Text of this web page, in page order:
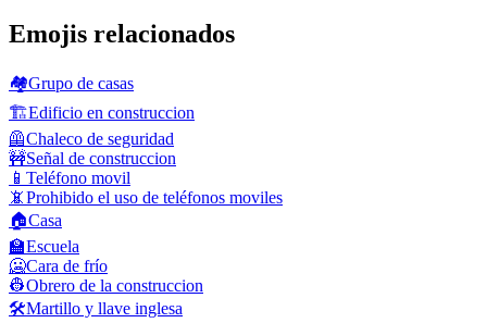
Emojis relacionados
🏘️Grupo de casas
🏗️Edificio en construccion
🦺Chaleco de seguridad
🚧Señal de construccion
📱 Teléfono movil
📵Prohibido el uso de teléfonos moviles
🏠Casa
🏫Escuela
🥶Cara de frío
👷Obrero de la construccion
🛠️Martillo y llave inglesa